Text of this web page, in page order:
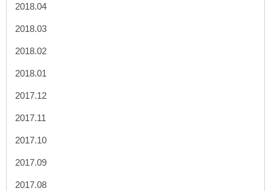
2018.04
2018.03
2018.02
2018.01
2017.12
2017.11
2017.10
2017.09
2017.08